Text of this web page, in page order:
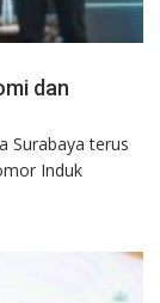
dan
Surabaya terus
Induk